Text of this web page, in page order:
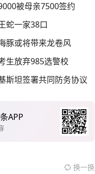
被母亲7500签约
蛇一家38口
豚或将带来龙卷风
生放弃985选警校
斯坦签署共同防务协议
APP
换一换